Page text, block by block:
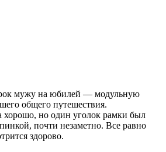
мужу на юбилей — модульную
общего путешествия.
хорошо, но один уголок рамки был
почти незаметно. Все равно
здорово.